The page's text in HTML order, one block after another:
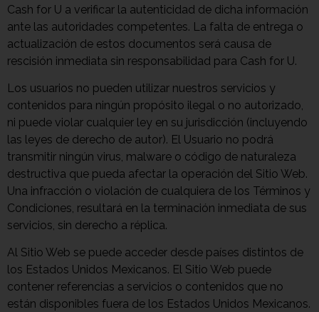
Cash for U a verificar la autenticidad de dicha información
ante las autoridades competentes. La falta de entrega o
actualización de estos documentos será causa de
rescisión inmediata sin responsabilidad para Cash for U.
Los usuarios no pueden utilizar nuestros servicios y
contenidos para ningún propósito ilegal o no autorizado,
ni puede violar cualquier ley en su jurisdicción (incluyendo
las leyes de derecho de autor). El Usuario no podrá
transmitir ningún virus, malware o código de naturaleza
destructiva que pueda afectar la operación del Sitio Web.
Una infracción o violación de cualquiera de los Términos y
Condiciones, resultará en la terminación inmediata de sus
servicios, sin derecho a réplica.
Al Sitio Web se puede acceder desde países distintos de
los Estados Unidos Mexicanos. El Sitio Web puede
contener referencias a servicios o contenidos que no
están disponibles fuera de los Estados Unidos Mexicanos.